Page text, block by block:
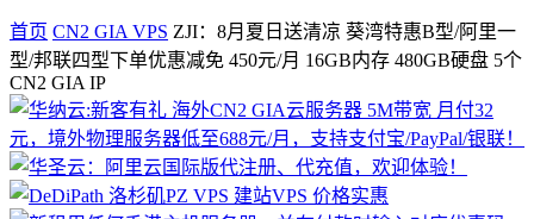
首页 CN2 GIA VPS ZJI：8月夏日送清凉 葵湾特惠B型/阿里一
型/邦联四型下单优惠减免 450元/月 16GB内存 480GB硬盘 5个
CN2 GIA IP